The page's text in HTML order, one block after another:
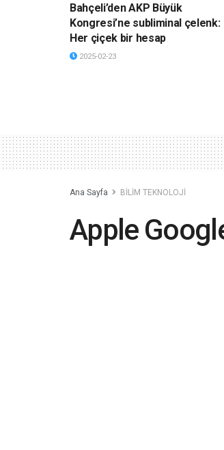
Bahçeli’den AKP Büyük
Kongresi’ne subliminal çelenk:
Her çiçek bir hesap
2025-02-23
Ana Sayfa BİLİM TEKNOLOJİ
Apple